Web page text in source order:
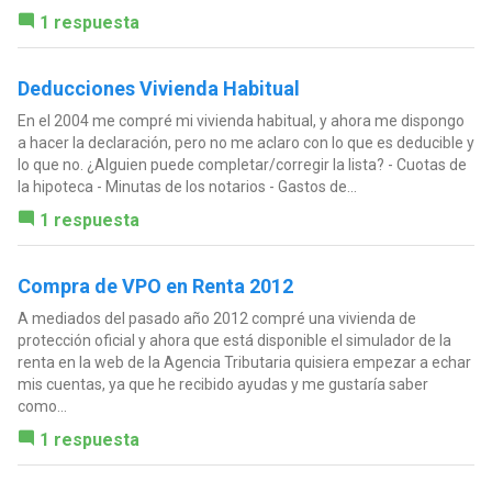
1 respuesta
Deducciones Vivienda Habitual
En el 2004 me compré mi vivienda habitual, y ahora me dispongo
a hacer la declaración, pero no me aclaro con lo que es deducible y
lo que no. ¿Alguien puede completar/corregir la lista? - Cuotas de
la hipoteca - Minutas de los notarios - Gastos de...
1 respuesta
Compra de VPO en Renta 2012
A mediados del pasado año 2012 compré una vivienda de
protección oficial y ahora que está disponible el simulador de la
renta en la web de la Agencia Tributaria quisiera empezar a echar
mis cuentas, ya que he recibido ayudas y me gustaría saber
como...
1 respuesta